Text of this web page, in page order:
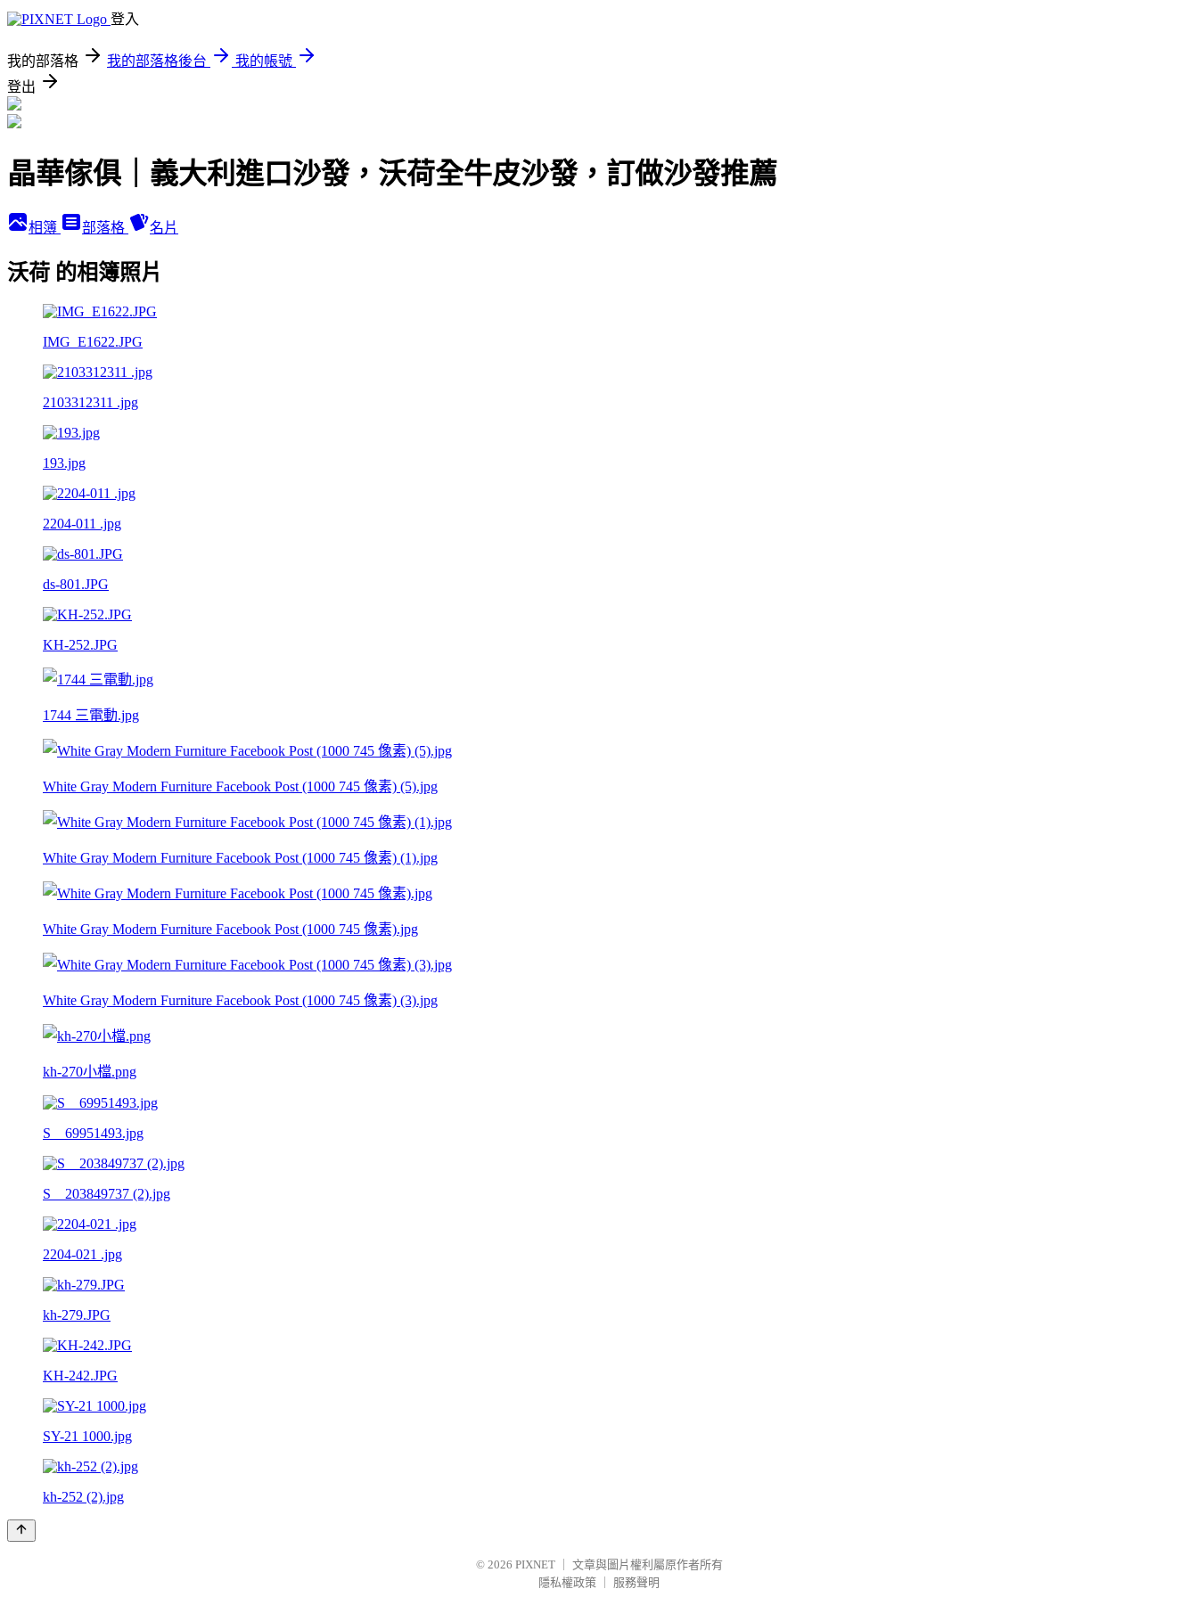
登入
我的部落格 我的部落格後台
我的帳號
登出
晶華傢俱｜義大利進口沙發，沃荷全牛皮沙發，訂做沙發推薦
相簿 部落格 名片
沃荷 的相簿照片
IMG_E1622.JPG
2103312311 .jpg
193.jpg
2204-011 .jpg
ds-801.JPG
KH-252.JPG
1744 三電動.jpg
White Gray Modern Furniture Facebook Post (1000 745 像素) (5).jpg
White Gray Modern Furniture Facebook Post (1000 745 像素) (1).jpg
White Gray Modern Furniture Facebook Post (1000 745 像素).jpg
White Gray Modern Furniture Facebook Post (1000 745 像素) (3).jpg
kh-270小檔.png
S__69951493.jpg
S__203849737 (2).jpg
2204-021 .jpg
kh-279.JPG
KH-242.JPG
SY-21 1000.jpg
kh-252 (2).jpg
© 2026 PIXNET
文章與圖片權利屬原作者所有
隱私權政策
服務聲明